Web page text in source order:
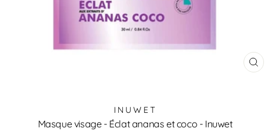
INUWET
Masque visage - Éclat ananas et coco - Inuwet